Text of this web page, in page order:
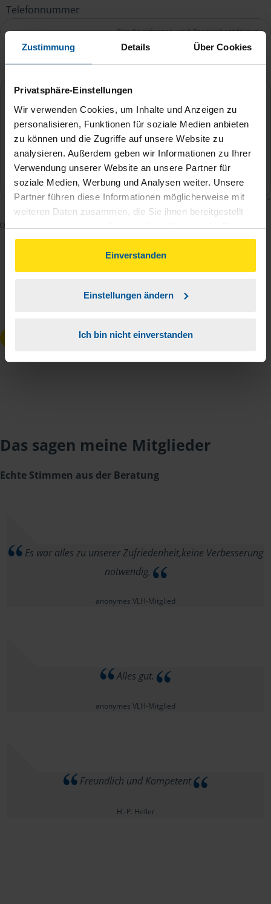
Zustimmung Details Über Cookies
Privatsphäre-Einstellungen
Wir verwenden Cookies, um Inhalte und Anzeigen zu
personalisieren, Funktionen für soziale Medien anbieten
zu können und die Zugriffe auf unsere Website zu
analysieren. Außerdem geben wir Informationen zu Ihrer
Verwendung unserer Website an unsere Partner für
soziale Medien, Werbung und Analysen weiter. Unsere
Partner führen diese Informationen möglicherweise mit
weiteren Daten zusammen, die Sie ihnen bereitgestellt
haben oder die sie im Rahmen Ihrer Nutzung der Dienste
gesammelt haben. Indem Sie auf Einverstanden klicken,
können Sie der Verwendung von Cookies, gemäß
unserer➔ Datenschutzrichtliniezustimmen.
Einverstanden
Einstellungen ändern
Ich bin nicht einverstanden
Telefonnummer
Ihre Nachricht an Kerstin Arnold*
mich damit einverstanden, dass meine Daten zur
Bearbeitung meines Anliegens sowie zur internen
Analyse der Zugriffsquelle verwendet werden.
Datenschutzbestimmungenhabe ich zur
Anfrage absenden
Das sagen meine Mitglieder
Echte Stimmen aus der Beratung
Es war alles zu unserer Zufriedenheit,keine Verbesserung
notwendig.
anonymes VLH-Mitglied
Alles gut.
anonymes VLH-Mitglied
Freundlich und Kompetent
H.-P. Heller